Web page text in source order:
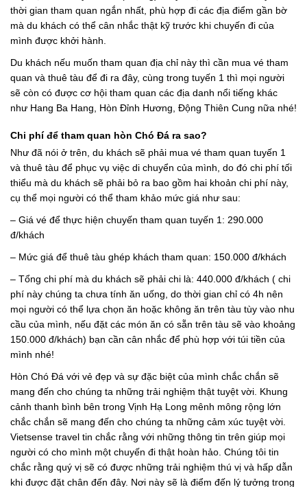
thời gian tham quan ngắn nhất, phù hợp đi các địa điểm gần bờ
mà du khách có thể cân nhắc thật kỹ trước khi chuyến đi của
mình được khởi hành.
Du khách nếu muốn tham quan địa chỉ này thì cần mua vé tham
quan và thuê tàu để đi ra đây, cùng trong tuyến 1 thì mọi người
sẽ còn có được cơ hội tham quan các địa danh nổi tiếng khác
như Hang Ba Hang, Hòn Đỉnh Hương, Động Thiên Cung nữa nhé!
Chi phí để tham quan hòn Chó Đá ra sao?
Như đã nói ở trên, du khách sẽ phải mua vé tham quan tuyến 1
và thuê tàu để phục vụ việc di chuyển của mình, do đó chi phí tối
thiểu mà du khách sẽ phải bỏ ra bao gồm hai khoản chi phí này,
cụ thể mọi người có thể tham khảo mức giá như sau:
– Giá vé để thực hiện chuyến tham quan tuyến 1: 290.000
đ/khách
– Mức giá để thuê tàu ghép khách tham quan: 150.000 đ/khách
– Tổng chi phí mà du khách sẽ phải chi là: 440.000 đ/khách ( chi
phí này chúng ta chưa tính ăn uống, do thời gian chỉ có 4h nên
mọi người có thể lựa chọn ăn hoặc không ăn trên tàu tùy vào nhu
cầu của mình, nếu đặt các món ăn có sẵn trên tàu sẽ vào khoảng
150.000 đ/khách) bạn cần cân nhắc để phù hợp với túi tiền của
mình nhé!
Hòn Chó Đá với vẻ đẹp và sự đặc biệt của mình chắc chắn sẽ
mang đến cho chúng ta những trải nghiệm thật tuyệt vời. Khung
cảnh thanh bình bên trong Vịnh Hạ Long mênh mông rộng lớn
chắc chắn sẽ mang đến cho chúng ta những cảm xúc tuyệt vời.
Vietsense travel tin chắc rằng với những thông tin trên giúp mọi
người có cho mình một chuyến đi thật hoàn hảo. Chúng tôi tin
chắc rằng quý vị sẽ có được những trải nghiệm thú vị và hấp dẫn
khi được đặt chân đến đây. Nơi này sẽ là điểm đến lý tưởng trong